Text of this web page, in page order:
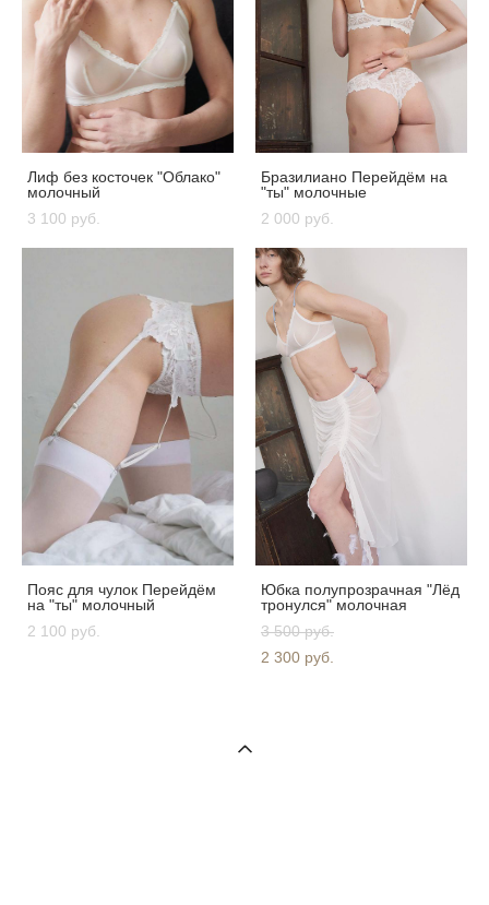
Лиф без косточек "Облако"
молочный
3 100 pуб.
Бразилиано Перейдём на
"ты" молочные
2 000 pуб.
Пояс для чулок Перейдём
на "ты" молочный
2 100 pуб.
Юбка полупрозрачная "Лёд
тронулся" молочная
3 500 pуб.
2 300 pуб.